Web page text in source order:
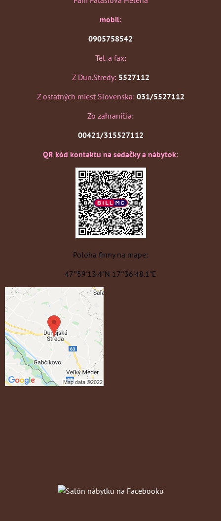
mobil:
0905758542
Tel. a fax:
Z Dun.Stredy: 5527112
Z ostatných miest Slovenska: 031/5527112
Zo zahraničia:
00421/315527112
QR kód kontaktu na sedačky a nábytok:
Poloha firmy na mape:
47°59'13.4"N 17°36'48.1"E